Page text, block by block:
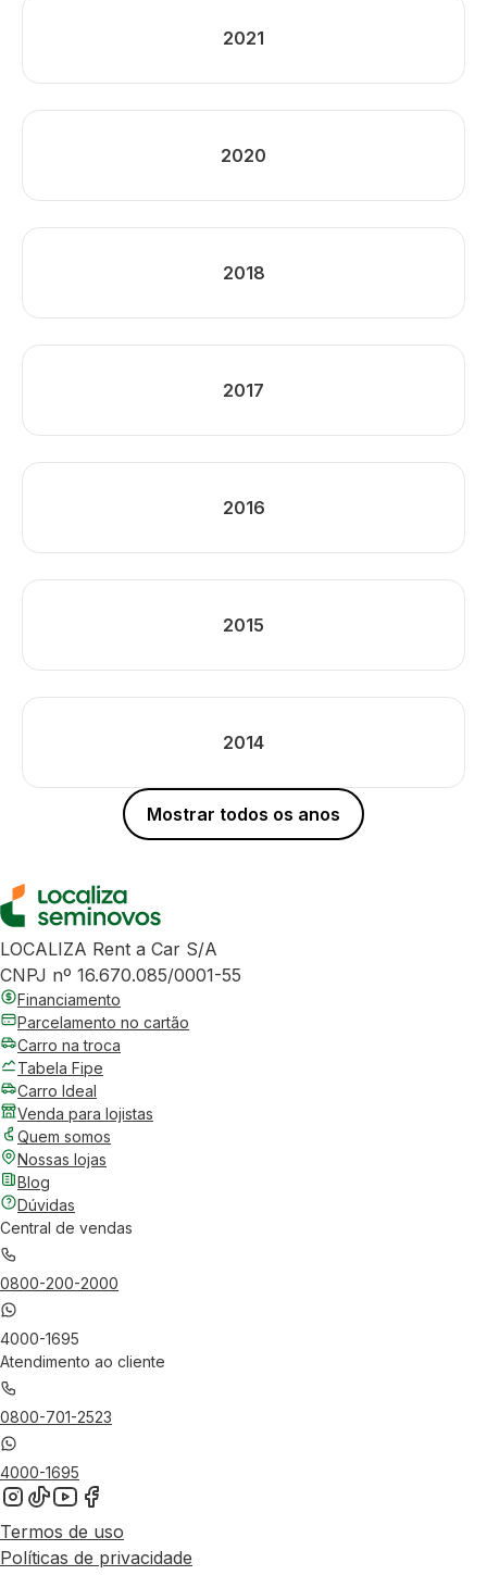
2021
2020
2018
2017
2016
2015
2014
Mostrar todos os anos
LOCALIZA Rent a Car S/A
CNPJ nº 16.670.085/0001-55
Financiamento
Parcelamento no cartão
Carro na troca
Tabela Fipe
Carro Ideal
Venda para lojistas
Quem somos
Nossas lojas
Blog
Dúvidas
Central de vendas
0800-200-2000
4000-1695
Atendimento ao cliente
0800-701-2523
4000-1695
Termos de uso
Políticas de privacidade